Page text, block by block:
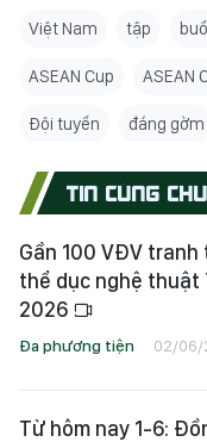
Việt Nam tập
ASEAN Cup ASEAN
Đội tuyển đáng gờm
TIN CÙNG
Gần 100 VĐV tranh
thể dục nghệ thuật
2026
Đa phương tiện 02/06/
Từ hôm nay 1-6: